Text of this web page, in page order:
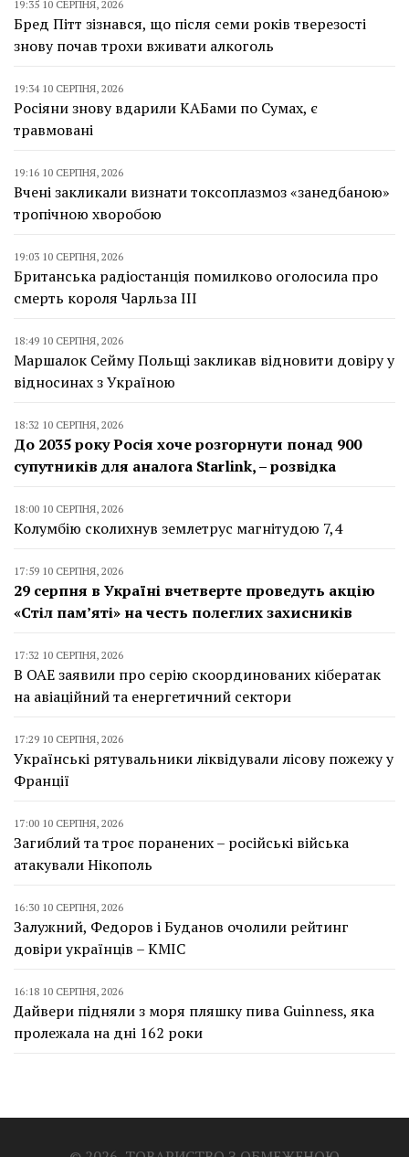
19:35 10 СЕРПНЯ, 2026
Бред Пітт зізнався, що після семи років тверезості
знову почав трохи вживати алкоголь
19:34 10 СЕРПНЯ, 2026
Росіяни знову вдарили КАБами по Сумах, є
травмовані
19:16 10 СЕРПНЯ, 2026
Вчені закликали визнати токсоплазмоз «занедбаною»
тропічною хворобою
19:03 10 СЕРПНЯ, 2026
Британська радіостанція помилково оголосила про
смерть короля Чарльза III
18:49 10 СЕРПНЯ, 2026
Маршалок Сейму Польщі закликав відновити довіру у
відносинах з Україною
18:32 10 СЕРПНЯ, 2026
До 2035 року Росія хоче розгорнути понад 900
супутників для аналога Starlink, – розвідка
18:00 10 СЕРПНЯ, 2026
Колумбію сколихнув землетрус магнітудою 7,4
17:59 10 СЕРПНЯ, 2026
29 серпня в Україні вчетверте проведуть акцію
«Стіл пам’яті» на честь полеглих захисників
17:32 10 СЕРПНЯ, 2026
В ОАЕ заявили про серію скоординованих кібератак
на авіаційний та енергетичний сектори
17:29 10 СЕРПНЯ, 2026
Українські рятувальники ліквідували лісову пожежу у
Франції
17:00 10 СЕРПНЯ, 2026
Загиблий та троє поранених – російські війська
атакували Нікополь
16:30 10 СЕРПНЯ, 2026
Залужний, Федоров і Буданов очолили рейтинг
довіри українців – КМІС
16:18 10 СЕРПНЯ, 2026
Дайвери підняли з моря пляшку пива Guinness, яка
пролежала на дні 162 роки